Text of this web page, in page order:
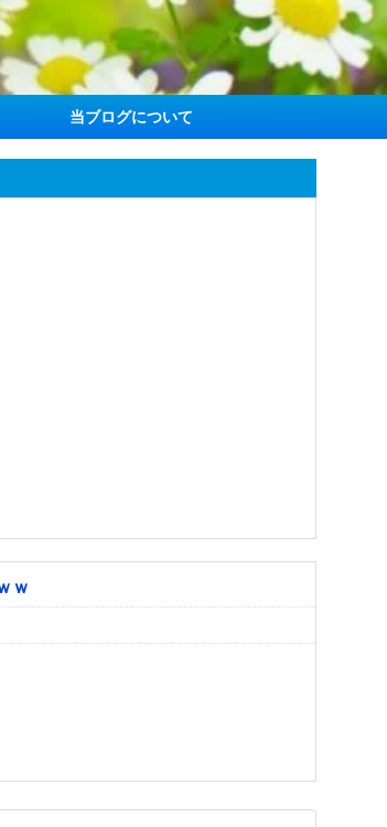
当ブログについて
ｗ